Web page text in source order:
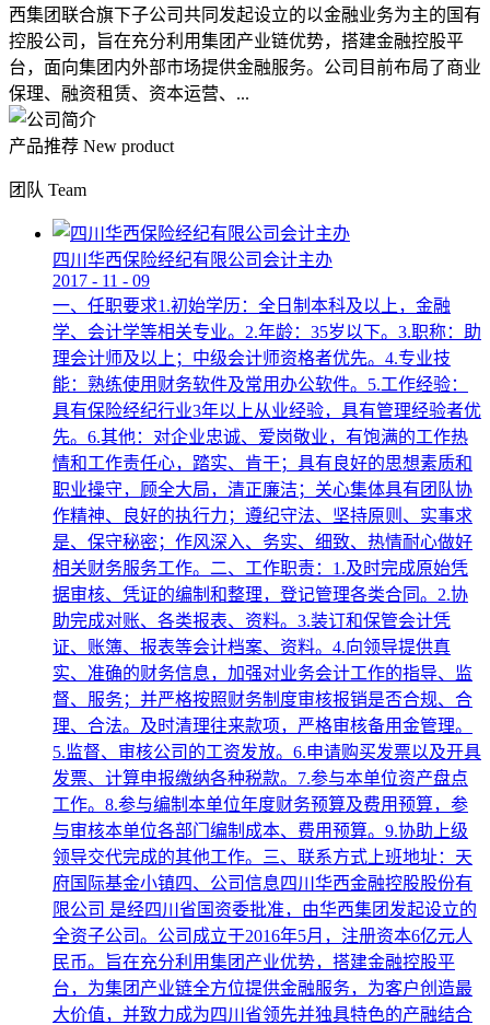
西集团联合旗下子公司共同发起设立的以金融业务为主的国有
控股公司，旨在充分利用集团产业链优势，搭建金融控股平
台，面向集团内外部市场提供金融服务。公司目前布局了商业
保理、融资租赁、资本运营、...
产品推荐 New product
团队 Team
四川华西保险经纪有限公司会计主办
2017 - 11 - 09
一、任职要求1.初始学历：全日制本科及以上，金融
学、会计学等相关专业。2.年龄：35岁以下。3.职称：助
理会计师及以上；中级会计师资格者优先。4.专业技
能：熟练使用财务软件及常用办公软件。5.工作经验：
具有保险经纪行业3年以上从业经验，具有管理经验者优
先。6.其他：对企业忠诚、爱岗敬业，有饱满的工作热
情和工作责任心，踏实、肯干；具有良好的思想素质和
职业操守，顾全大局，清正廉洁；关心集体具有团队协
作精神、良好的执行力；遵纪守法、坚持原则、实事求
是、保守秘密；作风深入、务实、细致、热情耐心做好
相关财务服务工作。二、工作职责：1.及时完成原始凭
据审核、凭证的编制和整理，登记管理各类合同。2.协
助完成对账、各类报表、资料。3.装订和保管会计凭
证、账簿、报表等会计档案、资料。4.向领导提供真
实、准确的财务信息，加强对业务会计工作的指导、监
督、服务；并严格按照财务制度审核报销是否合规、合
理、合法。及时清理往来款项，严格审核备用金管理。
5.监督、审核公司的工资发放。6.申请购买发票以及开具
发票、计算申报缴纳各种税款。7.参与本单位资产盘点
工作。8.参与编制本单位年度财务预算及费用预算，参
与审核本单位各部门编制成本、费用预算。9.协助上级
领导交代完成的其他工作。三、联系方式上班地址：天
府国际基金小镇四、公司信息四川华西金融控股股份有
限公司 是经四川省国资委批准，由华西集团发起设立的
全资子公司。公司成立于2016年5月，注册资本6亿元人
民币。旨在充分利用集团产业优势，搭建金融控股平
台，为集团产业链全方位提供金融服务，为客户创造最
大价值，并致力成为四川省领先并独具特色的产融结合